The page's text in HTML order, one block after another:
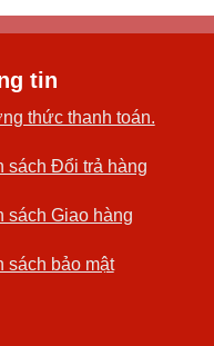
tin
thức thanh toán.
sách Đổi trả hàng
sách Giao hàng
sách bảo mật